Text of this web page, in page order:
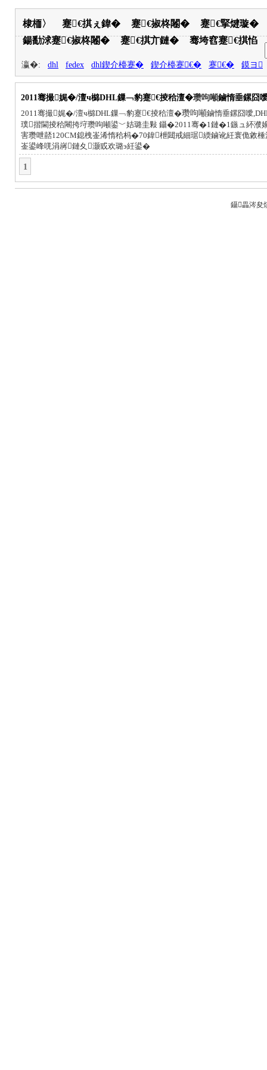
棣栭〉 蹇€掑ぇ鍏� 蹇€掓柊闂�
蹇€掔煡璇�
鍚勫浗蹇€掓柊闂�
蹇€掑亣鏈� 骞垮窞蹇€掑惂
瀛�: dhl fedex dhl鍥介檯蹇� 鍥介檯蹇€� 蹇€� 鏌ヨ
2011骞撮娓�/澶ч檰DHL鏁﹁豹蹇€掕秴澶�瓒呴噸鏀惰垂鏍囧
2011骞撮娓�/澶ч檰DHL鏁﹁豹蹇€掕秴澶�瓒呴噸鏀惰垂鏍囧噯
璞揩閫掕秴闀挎垨瓒呴噸鍙﹀姞璐圭敤 鑷�2011骞�1鏈�1鏃ュ紑濮
害瓒呭嚭120CM鎴栧崟浠惰秴杩�70鍏枻閮戒細琚緛鏀讹紝寰佹敹
崟鍙峰唴涓嶈鏈夊灏戜欢璐э紝鍙�
1
鑷畾涔